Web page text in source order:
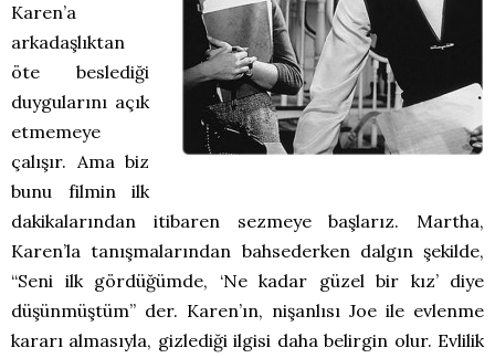
Karen’a
arkadaşlıktan
öte beslediği
duygularını açık
etmemeye
çalışır. Ama biz
bunu filmin ilk
dakikalarından itibaren sezmeye başlarız. Martha,
Karen’la tanışmalarından bahsederken dalgın şekilde,
“Seni ilk gördüğümde, ‘Ne kadar güzel bir kız’ diye
düşünmüştüm” der. Karen’ın, nişanlısı Joe ile evlenme
kararı almasıyla, gizlediği ilgisi daha belirgin olur. Evlilik